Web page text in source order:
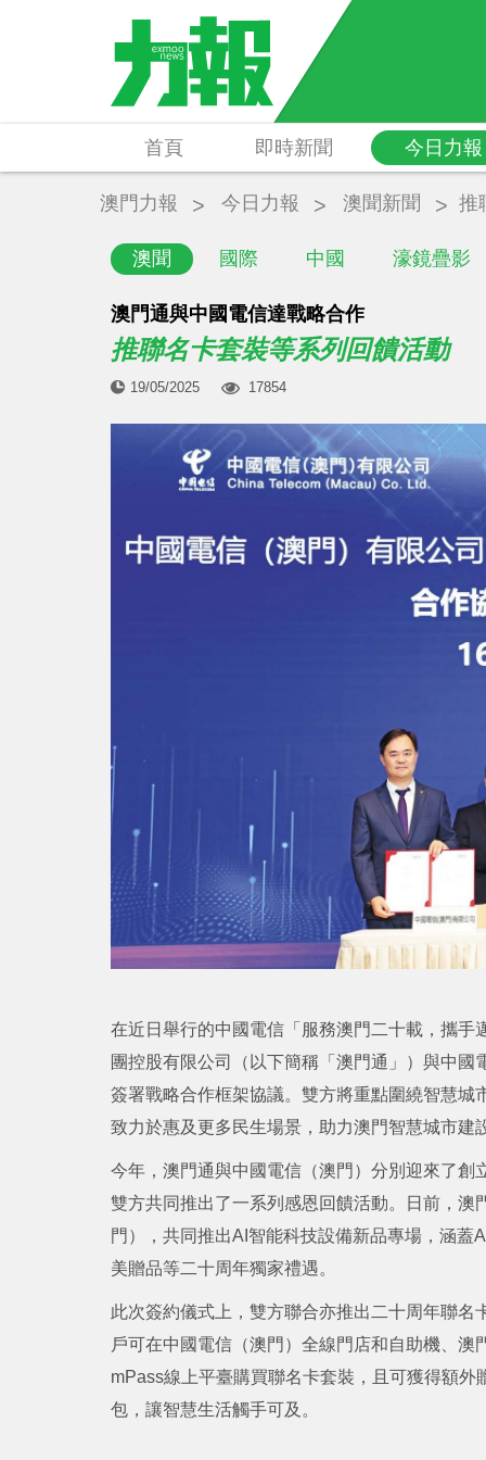
首頁 即時新聞 今日力報
澳聞 國際 中國 濠鏡疊影
澳門力報 今日力報 澳聞新聞 推
澳門通與中國電信達戰略合作
推聯名卡套裝等系列回饋活動
19/05/2025 17854
在近日舉行的中國電信「服務澳門二十載，攜
團控股有限公司（以下簡稱「澳門通」）與中
簽署戰略合作框架協議。雙方將重點圍繞智慧
致力於惠及更多民生場景，助力澳門智慧城市建
今年，澳門通與中國電信（澳門）分別迎來了
雙方共同推出了一系列感恩回饋活動。日前，
門），共同推出AI智能科技設備新品專場，涵
美贈品等二十周年獨家禮遇。
此次簽約儀式上，雙方聯合亦推出二十周年聯
戶可在中國電信（澳門）全線門店和自助機、
mPass線上平臺購買聯名卡套裝，且可獲得額
包，讓智慧生活觸手可及。